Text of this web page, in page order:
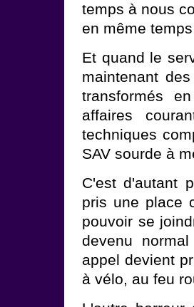
temps à nous
en même
Et quand le
maintenant
transformés
affaires
techniques
SAV sourde à
C'est d'autant
pris une place
pouvoir se
devenu
appel devient
à vélo, au feu